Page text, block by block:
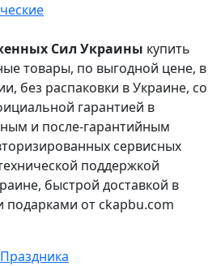
Сил Украины купить
товары, по выгодной цене, в
без распаковки в Украине, со
гарантией в
и после-гарантийным
сервисных
поддержкой
быстрой доставкой в
подарками от ckapbu.com